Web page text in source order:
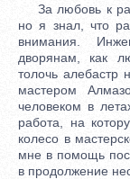
За любовь к
но я знал, что
внимания.
дворянам, как
толочь алебастр
мастером
человеком в
работа, на
колесо в
мне в помощь
в продолжение